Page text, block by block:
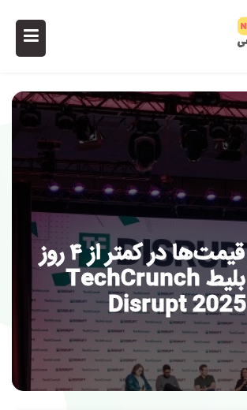
افزایش قیمت‌ها در کمتر از ۴ روز
برای بلیط TechCrunch
Disrupt 2025